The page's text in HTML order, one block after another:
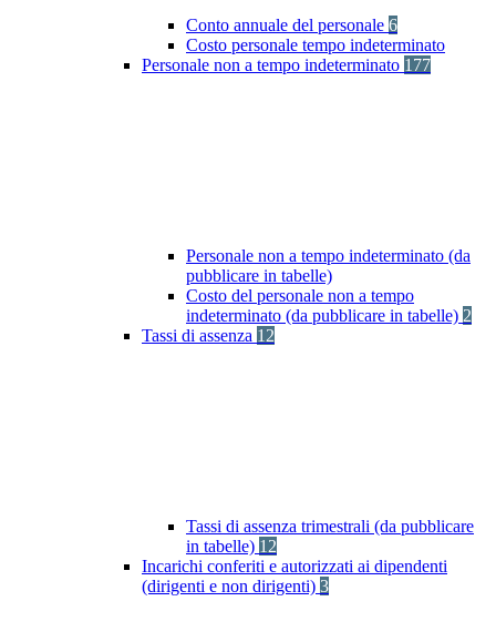
Conto annuale del personale 6
Costo personale tempo indeterminato
Personale non a tempo indeterminato 177
Personale non a tempo indeterminato (da
pubblicare in tabelle)
Costo del personale non a tempo
indeterminato (da pubblicare in tabelle) 2
Tassi di assenza 12
Tassi di assenza trimestrali (da pubblicare
in tabelle) 12
Incarichi conferiti e autorizzati ai dipendenti
(dirigenti e non dirigenti) 3